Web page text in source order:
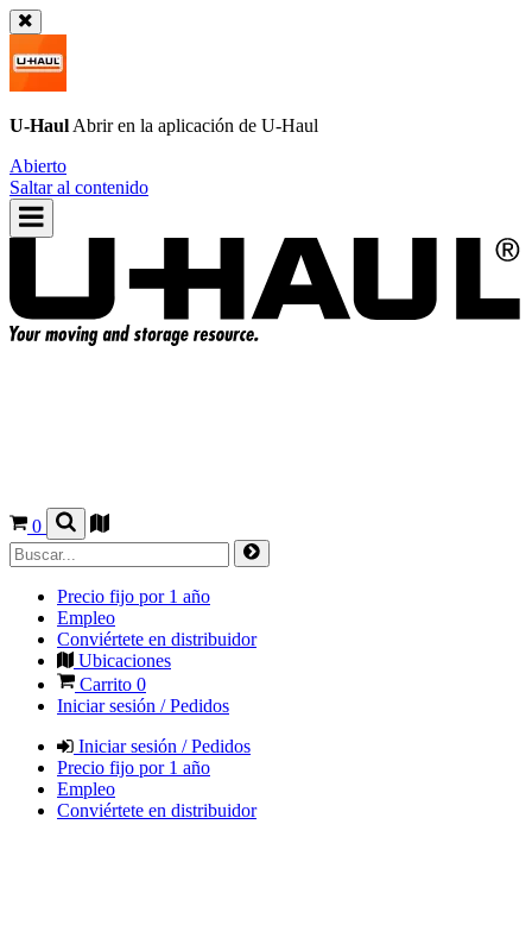
U-Haul Abrir en la aplicación de U-Haul
Abierto
Saltar al contenido
0
Precio fijo por 1 año
Empleo
Conviértete en distribuidor
Ubicaciones
Carrito 0
Iniciar sesión / Pedidos
Iniciar sesión / Pedidos
Precio fijo por 1 año
Empleo
Conviértete en distribuidor